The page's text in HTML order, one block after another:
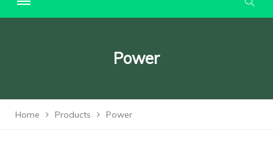
Power
Home Products Power